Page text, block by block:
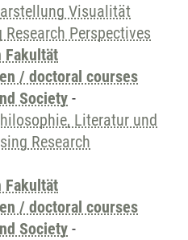
Visualität
Research Perspectives
Fakultät
/ doctoral courses
Society -
Literatur und
Research
Fakultät
/ doctoral courses
Society -